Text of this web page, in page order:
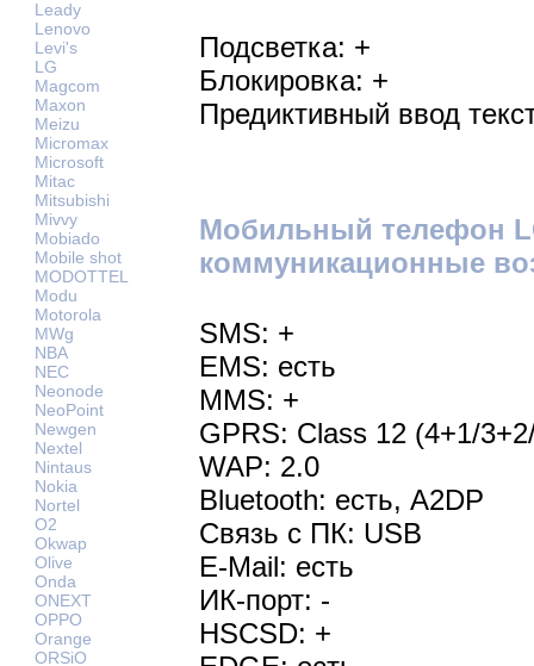
Leady
Lenovo
Levi's
LG
Magcom
Maxon
Meizu
Micromax
Microsoft
Mitac
Mitsubishi
Mivvy
Mobiado
Mobile shot
MODOTTEL
Modu
Motorola
MWg
NBA
NEC
Neonode
NeoPoint
Newgen
Nextel
Nintaus
Nokia
Nortel
O2
Okwap
Olive
Onda
ONEXT
OPPO
Orange
ORSiO
Подсветка: +
Блокировка: +
Предиктивный ввод
Мобильный телефон
коммуникационные
SMS: +
EMS: есть
MMS: +
GPRS: Class 12 (4+1/
WAP: 2.0
Bluetooth: есть, A2DP
Связь с ПК: USB
E-Mail: есть
ИК-порт: -
HSCSD: +